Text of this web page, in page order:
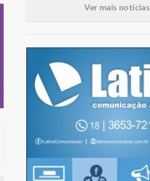
Ver mais notícias